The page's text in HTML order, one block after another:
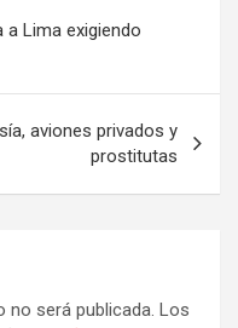
a Lima exigiendo
aviones privados y
prostitutas
será publicada. Los